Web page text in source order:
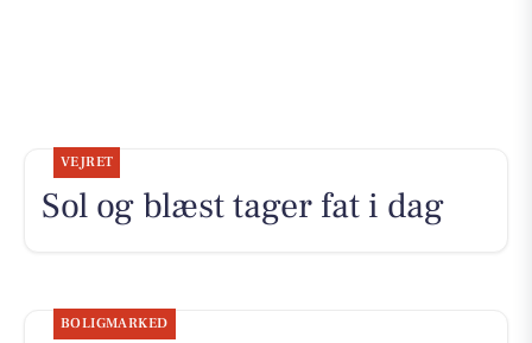
VEJRET
Sol og blæst tager fat i dag
BOLIGMARKED